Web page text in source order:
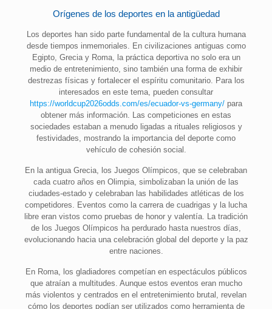
Orígenes de los deportes en la antigüedad
Los deportes han sido parte fundamental de la cultura humana
desde tiempos inmemoriales. En civilizaciones antiguas como
Egipto, Grecia y Roma, la práctica deportiva no solo era un
medio de entretenimiento, sino también una forma de exhibir
destrezas físicas y fortalecer el espíritu comunitario. Para los
interesados en este tema, pueden consultar
https://worldcup2026odds.com/es/ecuador-vs-germany/ para
obtener más información. Las competiciones en estas
sociedades estaban a menudo ligadas a rituales religiosos y
festividades, mostrando la importancia del deporte como
vehículo de cohesión social.
En la antigua Grecia, los Juegos Olímpicos, que se celebraban
cada cuatro años en Olimpia, simbolizaban la unión de las
ciudades-estado y celebraban las habilidades atléticas de los
competidores. Eventos como la carrera de cuadrigas y la lucha
libre eran vistos como pruebas de honor y valentía. La tradición
de los Juegos Olímpicos ha perdurado hasta nuestros días,
evolucionando hacia una celebración global del deporte y la paz
entre naciones.
En Roma, los gladiadores competían en espectáculos públicos
que atraían a multitudes. Aunque estos eventos eran mucho
más violentos y centrados en el entretenimiento brutal, revelan
cómo los deportes podían ser utilizados como herramienta de